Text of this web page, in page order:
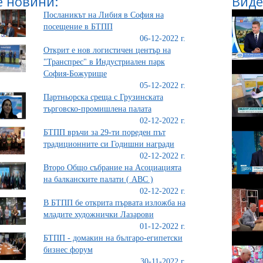
Посланикът на Либия в София на
посещение в БТПП
06-12-2022 г.
Открит е нов логистичен център на
"Транспрес" в Индустриален парк
София-Божурище
05-12-2022 г.
Партньорска среща с Грузинската
търговско-промишлена палата
02-12-2022 г.
БТПП връчи за 29-ти пореден път
традиционните си Годишни награди
02-12-2022 г.
Второ Общо събрание на Асоциацията
на балканските палати ( ABC )
02-12-2022 г.
В БТПП бе открита първата изложба на
младите художнички Лазарови
01-12-2022 г.
БТПП - домакин на българо-египетски
бизнес форум